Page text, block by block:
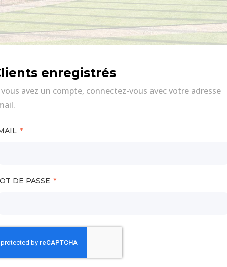
enregistrés
vous avez un compte, connectez-vous avec votre adresse
DE PASSE